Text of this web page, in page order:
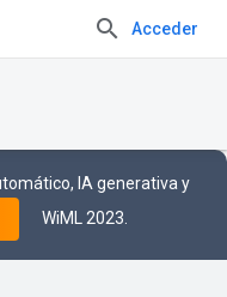
Acceder
IA generativa y
WiML 2023.